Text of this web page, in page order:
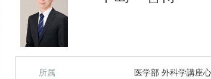
所属 医学部 外科学講座